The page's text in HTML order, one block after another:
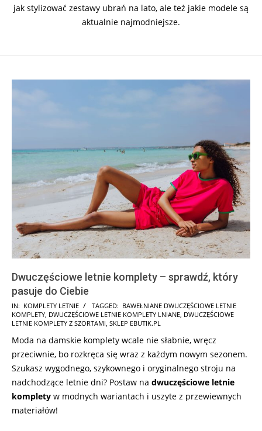
jak stylizować zestawy ubrań na lato, ale też jakie modele są
aktualnie najmodniejsze.
Dwuczęściowe letnie komplety – sprawdź, który
pasuje do Ciebie
2026-
05-
IN: KOMPLETY LETNIE TAGGED: BAWEŁNIANE DWUCZĘŚCIOWE LETNIE
KOMPLETY, DWUCZĘŚCIOWE LETNIE KOMPLETY LNIANE, DWUCZĘŚCIOWE
LETNIE KOMPLETY Z SZORTAMI, SKLEP EBUTIK.PL
Moda na damskie komplety wcale nie słabnie, wręcz
przeciwnie, bo rozkręca się wraz z każdym nowym sezonem.
Szukasz wygodnego, szykownego i oryginalnego stroju na
nadchodzące letnie dni? Postaw na dwuczęściowe letnie
komplety w modnych wariantach i uszyte z przewiewnych
materiałów!